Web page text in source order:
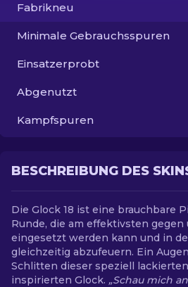
Fabrikneu
Minimale Gebrauchsspuren
Einsatzerprobt
Abgenutzt
Kampfspuren
BESCHREIBUNG DES
Die Glock 18 ist eine brauchbare
Runde, die am effektivsten
eingesetzt werden kann und in
gleichzeitig abzufeuern. Ein
Schlitten dieser speziell
inspirierten Glock. „Schau mich